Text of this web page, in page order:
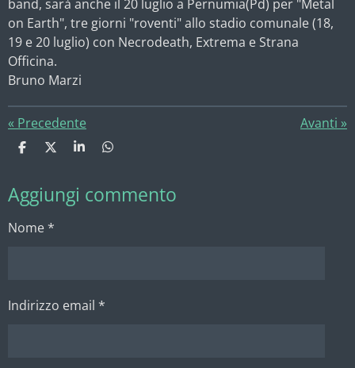
band, sarà anche il 20 luglio a Pernumia(Pd) per "Metal
on Earth", tre giorni "roventi" allo stadio comunale (18,
19 e 20 luglio) con Necrodeath, Extrema e Strana
Officina.
Bruno Marzi
« Precedente Avanti »
C
d
i
i
C
d
i
i
C
d
i
C
d
i
Aggiungi commento
Nome *
Indirizzo email *